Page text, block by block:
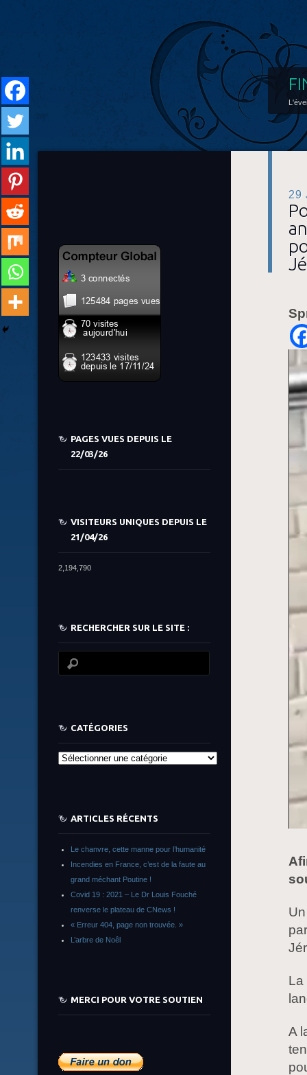
29
La
A
PAGES VUES DEPUIS LE
22/03/26
VISITEURS UNIQUES DEPUIS LE
21/04/26
2,194,790
RECHERCHER SUR LE SITE :
CATÉGORIES
Catégories
ARTICLES RÉCENTS
Le chanvre, cette manne pour l’humanité
Incendies en France, c’est de la faute au
grand méchant Poutine !
Covid 19 : 2021 – Le Dr Louis Fouché
renverse le plateau de CNews !
« Erreur 404, page non trouvée. »
L’arbre de Noêl
MERCI POUR VOTRE SOUTIEN